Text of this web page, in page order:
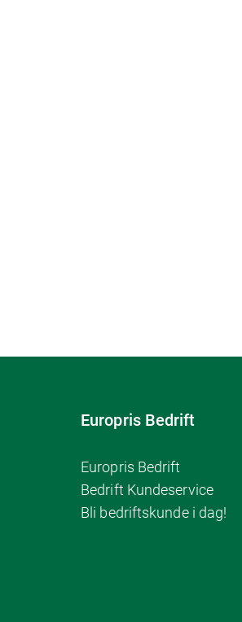
Europris Bedrift
Europris Bedrift
Bedrift Kundeservice
Bli bedriftskunde i dag!